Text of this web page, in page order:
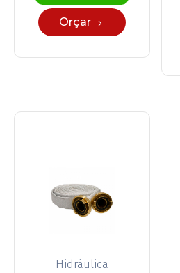
Orçar
Hidráulica